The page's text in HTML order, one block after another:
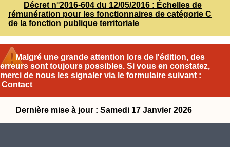
Décret n°2016-604 du 12/05/2016 : Échelles de
rémunération pour les fonctionnaires de catégorie C
de la fonction publique territoriale
Malgré une grande attention lors de l'édition, des
erreurs sont toujours possibles. Si vous en constatez,
merci de nous les signaler via le formulaire suivant :
Contact
Dernière mise à jour : Samedi 17 Janvier 2026